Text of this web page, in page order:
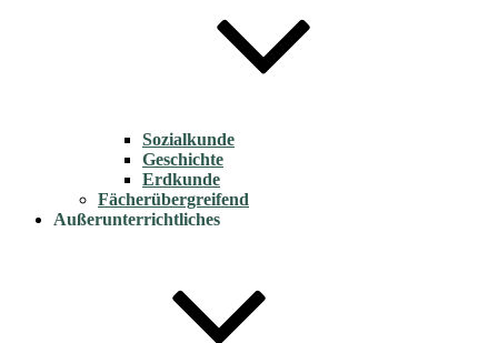
Sozialkunde
Geschichte
Erdkunde
Fächerübergreifend
Außerunterrichtliches